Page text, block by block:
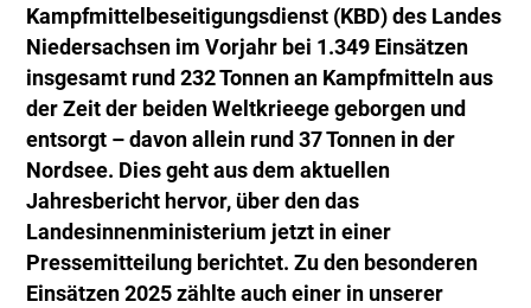
Kampfmittelbeseitigungsdienst (KBD) des Landes
Niedersachsen im Vorjahr bei 1.349 Einsätzen
insgesamt rund 232 Tonnen an Kampfmitteln aus
der Zeit der beiden Weltkrieege geborgen und
entsorgt – davon allein rund 37 Tonnen in der
Nordsee. Dies geht aus dem aktuellen
Jahresbericht hervor, über den das
Landesinnenministerium jetzt in einer
Pressemitteilung berichtet. Zu den besonderen
Einsätzen 2025 zählte auch einer in unserer